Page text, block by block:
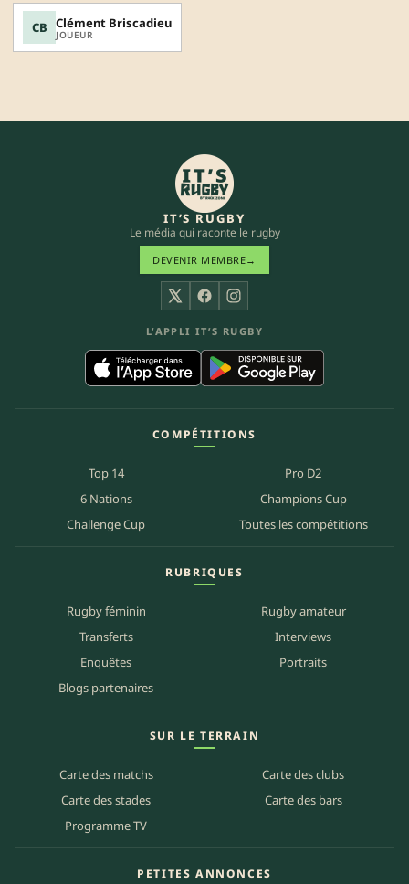
CB Clément Briscadieu
JOUEUR
IT’S RUGBY
Le média qui raconte le rugby
DEVENIR MEMBRE→
X FacebookInstagram
L’APPLI IT’S RUGBY
COMPÉTITIONS
Top 14
Pro D2
6 Nations
Champions Cup
Challenge Cup
Toutes les compétitions
RUBRIQUES
Rugby féminin
Rugby amateur
Transferts
Interviews
Enquêtes
Portraits
Blogs partenaires
SUR LE TERRAIN
Carte des matchs
Carte des clubs
Carte des stades
Carte des bars
Programme TV
PETITES ANNONCES